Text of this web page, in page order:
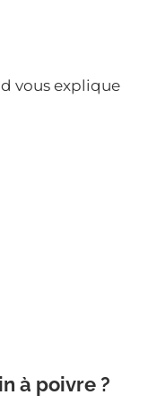
vous explique
à poivre ?